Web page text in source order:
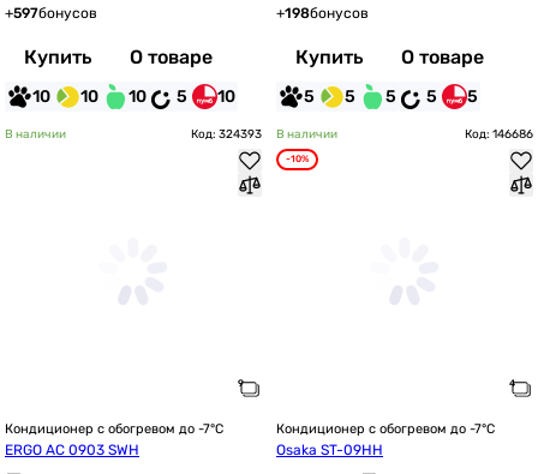
+597бонусов
Купить О товаре
10 10 10 5 10
+198бонусов
Купить О товаре
5 5 5 5 5
В наличии Код: 324393
Кондиционер с обогревом до -7°C
ERGO AC 0903 SWН
В наличии Код: 146686
-10%
Кондиционер с обогревом до -7°C
Osaka ST-09HH